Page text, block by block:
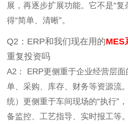
展，再逐步扩展功能。它不是“
得“简单、清晰”。
Q2：ERP和我们现在用的MES
重复投资吗
A2： ERP更侧重于企业经营层面
单、采购、库存、财务等资源流
统）更侧重于车间现场的“执行”
备监控、工艺指导、实时报工等